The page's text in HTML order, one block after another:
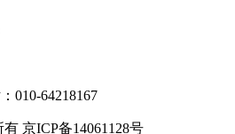
010-64218167
京ICP备14061128号